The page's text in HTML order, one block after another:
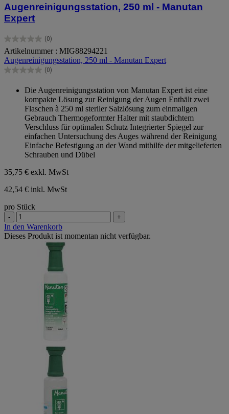
Augenreinigungsstation, 250 ml - Manutan
Expert
(0)
0.0
von
5
Sternen.
Artikelnummer : MIG88294221
Augenreinigungsstation, 250 ml - Manutan Expert
(0)
0.0
Sternen.
Die Augenreinigungsstation von Manutan Expert ist eine
kompakte Lösung zur Reinigung der Augen Enthält zwei
Flaschen à 250 ml steriler Salzlösung zum einmaligen
Gebrauch Thermogeformter Halter mit staubdichtem
Verschluss für optimalen Schutz Integrierter Spiegel zur
einfachen Untersuchung des Auges während der Reinigung
Einfache Befestigung an der Wand mithilfe der mitgelieferten
Schrauben und Dübel
35,75 € exkl. MwSt
42,54 € inkl. MwSt
pro Stück
- +
In den Warenkorb
Dieses Produkt ist momentan nicht verfügbar.